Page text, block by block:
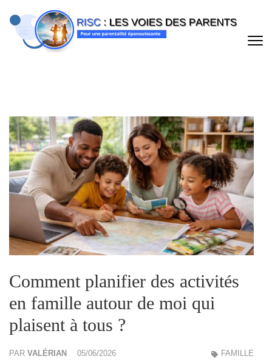
au
contenu
(Pressez
Comment planifier des activités
en famille autour de moi qui
plaisent à tous ?
PAR VALÉRIAN 05/06/2026 FAMILLE